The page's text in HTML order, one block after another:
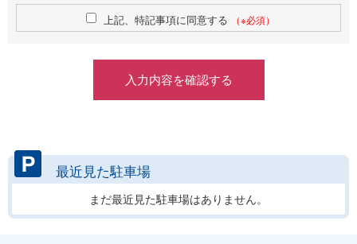
上記、特記事項に同意する
（※必須）
最近見た駐車場
まだ最近見た駐車場はありません。